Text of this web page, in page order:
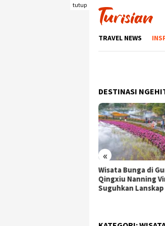
tutup
TRAVEL NEWS
DESTINASI
«
Pantai Batukaras,
Kecil yang
Wisatawan Asing